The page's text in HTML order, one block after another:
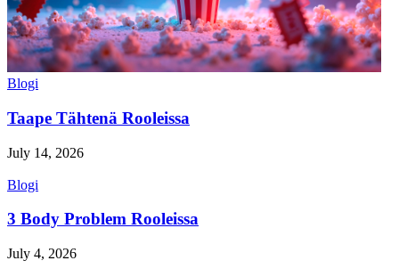
Blogi
Taape Tähtenä Rooleissa
July 14, 2026
Blogi
3 Body Problem Rooleissa
July 4, 2026